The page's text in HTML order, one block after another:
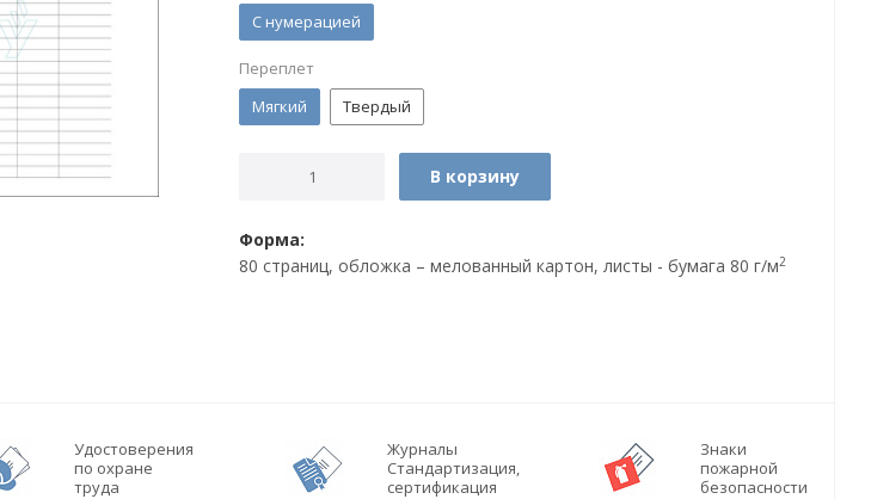
С нумерацией
Переплет
Мягкий
Твердый
В корзину
Форма:
80 страниц, обложка – мелованный картон, листы - бумага 80 г/м2
Удостоверения
по охране
труда
Журналы
Стандартизация,
сертификация
Знаки
пожарной
безопасности